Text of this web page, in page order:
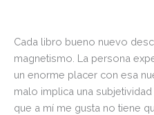
Cada libro bueno nuevo
magnetismo. La persona
un enorme placer con esa
malo implica una
que a mí me gusta no tiene